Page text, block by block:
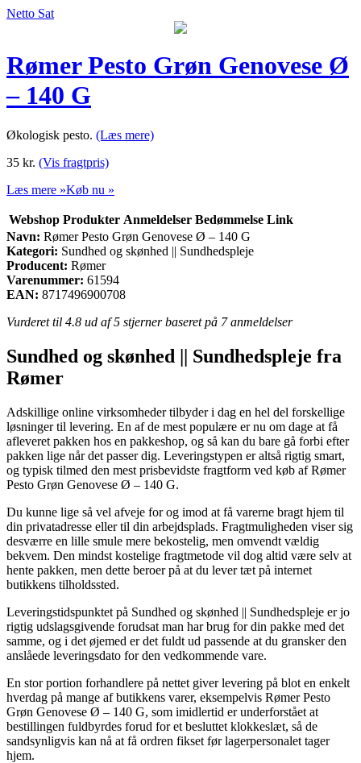
Netto Sat
Rømer Pesto Grøn Genovese Ø
– 140 G
Økologisk pesto. (Læs mere)
35 kr. (Vis fragtpris)
Læs mere »Køb nu »
Webshop Produkter Anmeldelser Bedømmelse Link
Navn: Rømer Pesto Grøn Genovese Ø – 140 G
Kategori: Sundhed og skønhed || Sundhedspleje
Producent: Rømer
Varenummer: 61594
EAN: 8717496900708
Vurderet til 4.8 ud af 5 stjerner baseret på 7anmeldelser
Sundhed og skønhed || Sundhedspleje fra
Rømer
Adskillige online virksomheder tilbyder i dag en hel del forskellige
løsninger til levering. En af de mest populære er nu om dage at få
afleveret pakken hos en pakkeshop, og så kan du bare gå forbi efter
pakken lige når det passer dig. Leveringstypen er altså rigtig smart,
og typisk tilmed den mest prisbevidste fragtform ved køb af Rømer
Pesto Grøn Genovese Ø – 140 G.
Du kunne lige så vel afveje for og imod at få varerne bragt hjem til
din privatadresse eller til din arbejdsplads. Fragtmuligheden viser sig
desværre en lille smule mere bekostelig, men omvendt vældig
bekvem. Den mindst kostelige fragtmetode vil dog altid være selv at
hente pakken, men dette beroer på at du lever tæt på internet
butikkens tilholdssted.
Leveringstidspunktet på Sundhed og skønhed || Sundhedspleje er jo
rigtig udslagsgivende forudsat man har brug for din pakke med det
samme, og i det øjemed er det fuldt ud passende at du gransker den
anslåede leveringsdato for den vedkommende vare.
En stor portion forhandlere på nettet giver levering på blot en enkelt
hverdag på mange af butikkens varer, eksempelvis Rømer Pesto
Grøn Genovese Ø – 140 G, som imidlertid er underforstået at
bestillingen fuldbyrdes forud for et besluttet klokkeslæt, så de
sandsynligvis kan nå at få ordren fikset før lagerpersonalet tager
hjem.